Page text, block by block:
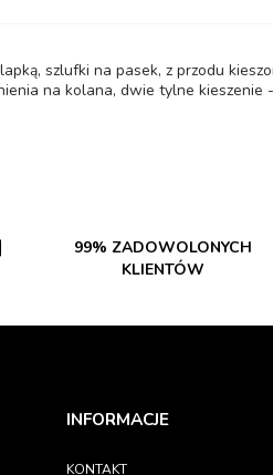
szlufki na pasek, z przodu
na kolana, dwie tylne kieszenie
99% ZADOWOLONYCH
KLIENTÓW
INFORMACJE
KONTAKT